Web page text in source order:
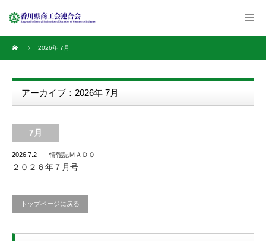
2026年 7月
アーカイブ：2026年 7月
7月
2026.7.2 情報誌ＭＡＤＯ
２０２６年７月号
トップページに戻る